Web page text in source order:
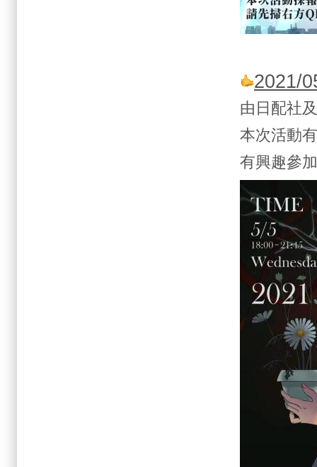
2021/
由日配社
本次活動
有興趣參